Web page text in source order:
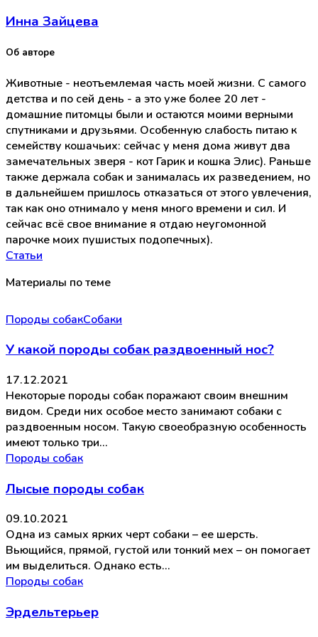
Инна Зайцева
Об авторе
Животные - неотъемлемая часть моей жизни. С самого
детства и по сей день - а это уже более 20 лет -
домашние питомцы были и остаются моими верными
спутниками и друзьями. Особенную слабость питаю к
семейству кошачьих: сейчас у меня дома живут два
замечательных зверя - кот Гарик и кошка Элис). Раньше
также держала собак и занималась их разведением, но
в дальнейшем пришлось отказаться от этого увлечения,
так как оно отнимало у меня много времени и сил. И
сейчас всё свое внимание я отдаю неугомонной
парочке моих пушистых подопечных).
Статьи
Материалы по теме
Породы собакСобаки
У какой породы собак раздвоенный нос?
17.12.2021
Некоторые породы собак поражают своим внешним
видом. Среди них особое место занимают собаки с
раздвоенным носом. Такую своеобразную особенность
имеют только три…
Породы собак
Лысые породы собак
09.10.2021
Одна из самых ярких черт собаки – ее шерсть.
Вьющийся, прямой, густой или тонкий мех – он помогает
им выделиться. Однако есть…
Породы собак
Эрдельтерьер